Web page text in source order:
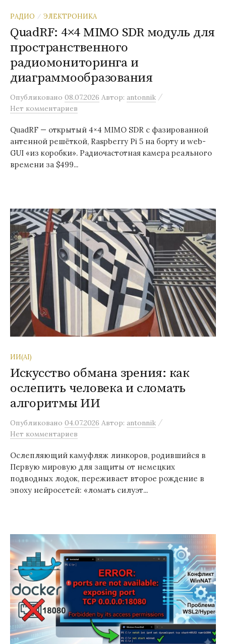
РАДИО / ЭЛЕКТРОНИКА
QuadRF: 4×4 MIMO SDR модуль для
пространственного
радиомониторинга и
диаграммообразования
Опубликовано 08.07.2026 Автор: antonnik /
Нет комментариев
QuadRF — открытый 4×4 MIMO SDR с фазированной
антенной решёткой, Raspberry Pi 5 на борту и web-
GUI «из коробки». Радиочастотная камера реального
времени за $499...
ИИ(AI)
Искусство обмана зрения: как
ослепить человека и сломать
алгоритмы ИИ
Опубликовано 04.07.2026 Автор: antonnik /
Нет комментариев
Ослепляющий камуфляж линкоров, родившийся в
Первую мировую для защиты от немецких
подводных лодок, переживает второе рождение в
эпоху нейросетей: «ломать силуэт...